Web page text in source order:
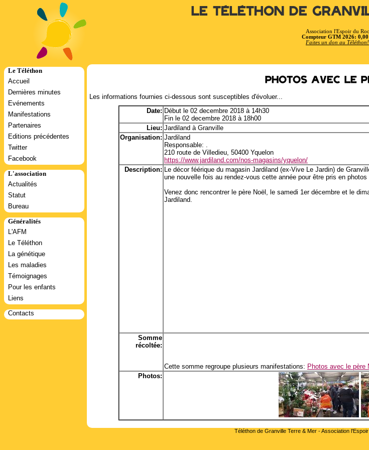
Le Téléthon de
Association l'Espoir du Roc
Compteur GTM 2026:
Faites un don au Téléthon!
Le Téléthon
Accueil
Dernières minutes
Evénements
Manifestations
Partenaires
Editions précédentes
Twitter
Facebook
L'association
Actualités
Statut
Bureau
Généralités
L'AFM
Le Téléthon
La génétique
Les maladies
Témoignages
Pour les enfants
Liens
Contacts
Photos avec le
Les informations fournies ci-dessous sont susceptibles d'évoluer...
Date: Début le 02 decembre 2018 à 14h30
Fin le 02 decembre 2018 à 18h00
Lieu: Jardiland à Granville
Organisation: Jardiland
Responsable: .
210 route de Villedieu, 50400 Yquelon
https://www.jardiland.com/nos-magasins/yquelon/
Description: Le décor féérique du magasin Jardiland (ex-Vive Le Jardin) de
une nouvelle fois au rendez-vous cette année pour être pris en
Venez donc rencontrer le père Noël, le samedi 1er décembre et le
Jardiland.
Somme
récoltée:
Cette somme regroupe plusieurs manifestations: Photos avec le père
Photos:
Téléthon de Granville Terre & Mer - Association